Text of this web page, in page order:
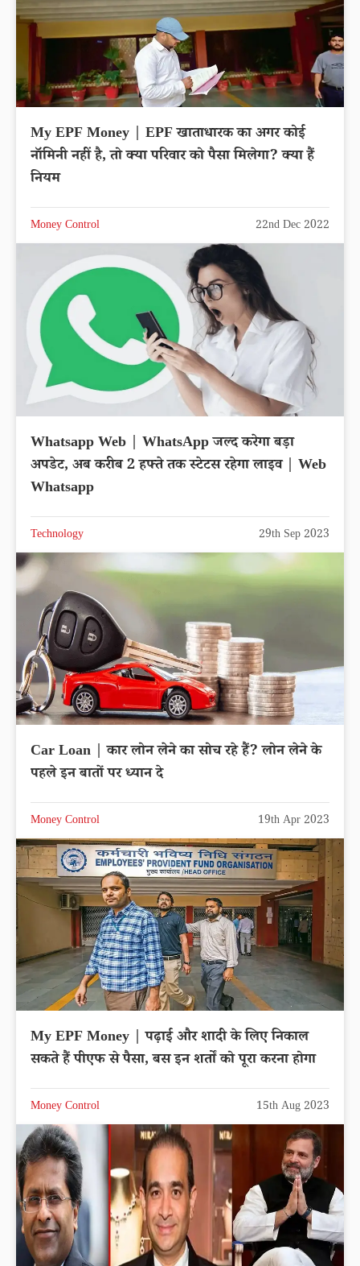
My EPF Money | EPF खाताधारक का अगर कोई
नॉमिनी नहीं है, तो क्या परिवार को पैसा मिलेगा? क्या हैं
नियम
Money Control 22nd Dec 2022
Whatsapp Web | WhatsApp जल्द करेगा बड़ा
अपडेट, अब करीब 2 हफ्ते तक स्टेटस रहेगा लाइव | Web
Whatsapp
Technology 29th Sep 2023
Car Loan | कार लोन लेने का सोच रहे हैं? लोन लेने के
पहले इन बातों पर ध्यान दे
Money Control 19th Apr 2023
My EPF Money | पढ़ाई और शादी के लिए निकाल
सकते हैं पीएफ से पैसा, बस इन शर्तों को पूरा करना होगा
Money Control 15th Aug 2023